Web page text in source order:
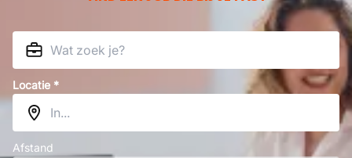
Locatie *
Afstand